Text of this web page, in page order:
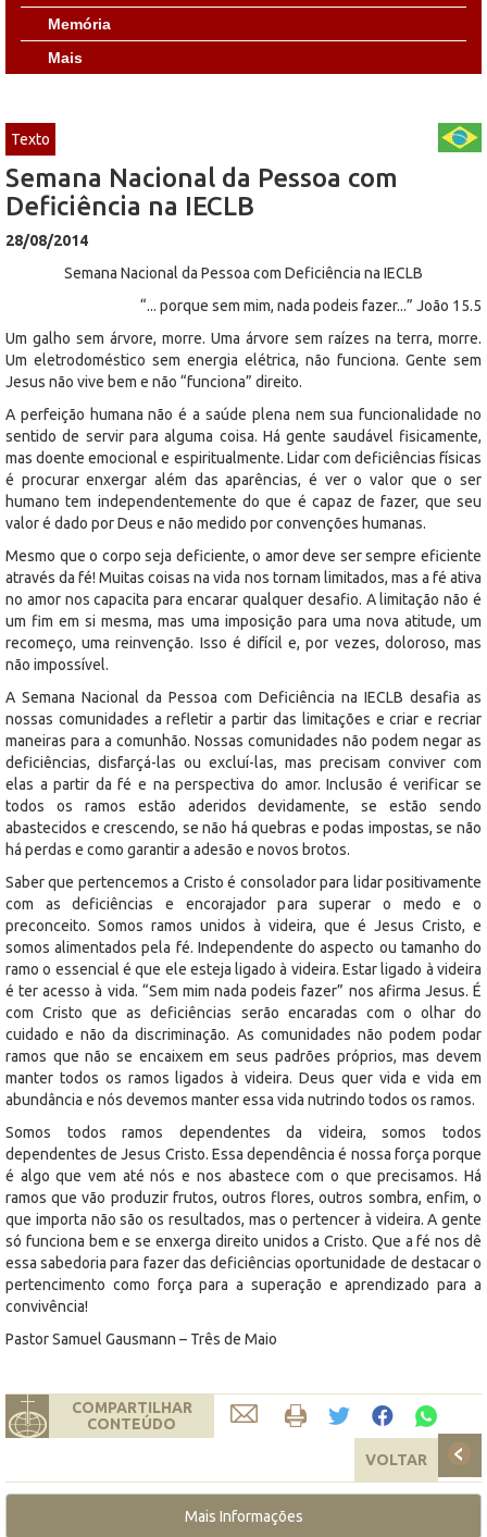
Memória
Mais
Texto
Semana Nacional da Pessoa com
Deficiência na IECLB
28/08/2014
Semana Nacional da Pessoa com Deficiência na IECLB
“... porque sem mim, nada podeis fazer...” João 15.5
Um galho sem árvore, morre. Uma árvore sem raízes na terra, morre.
Um eletrodoméstico sem energia elétrica, não funciona. Gente sem
Jesus não vive bem e não “funciona” direito.
A perfeição humana não é a saúde plena nem sua funcionalidade no
sentido de servir para alguma coisa. Há gente saudável fisicamente,
mas doente emocional e espiritualmente. Lidar com deficiências físicas
é procurar enxergar além das aparências, é ver o valor que o ser
humano tem independentemente do que é capaz de fazer, que seu
valor é dado por Deus e não medido por convenções humanas.
Mesmo que o corpo seja deficiente, o amor deve ser sempre eficiente
através da fé! Muitas coisas na vida nos tornam limitados, mas a fé ativa
no amor nos capacita para encarar qualquer desafio. A limitação não é
um fim em si mesma, mas uma imposição para uma nova atitude, um
recomeço, uma reinvenção. Isso é difícil e, por vezes, doloroso, mas
não impossível.
A Semana Nacional da Pessoa com Deficiência na IECLB desafia as
nossas comunidades a refletir a partir das limitações e criar e recriar
maneiras para a comunhão. Nossas comunidades não podem negar as
deficiências, disfarçá-las ou excluí-las, mas precisam conviver com
elas a partir da fé e na perspectiva do amor. Inclusão é verificar se
todos os ramos estão aderidos devidamente, se estão sendo
abastecidos e crescendo, se não há quebras e podas impostas, se não
há perdas e como garantir a adesão e novos brotos.
Saber que pertencemos a Cristo é consolador para lidar positivamente
com as deficiências e encorajador para superar o medo e o
preconceito. Somos ramos unidos à videira, que é Jesus Cristo, e
somos alimentados pela fé. Independente do aspecto ou tamanho do
ramo o essencial é que ele esteja ligado à videira. Estar ligado à videira
é ter acesso à vida. “Sem mim nada podeis fazer” nos afirma Jesus. É
com Cristo que as deficiências serão encaradas com o olhar do
cuidado e não da discriminação. As comunidades não podem podar
ramos que não se encaixem em seus padrões próprios, mas devem
manter todos os ramos ligados à videira. Deus quer vida e vida em
abundância e nós devemos manter essa vida nutrindo todos os ramos.
Somos todos ramos dependentes da videira, somos todos
dependentes de Jesus Cristo. Essa dependência é nossa força porque
é algo que vem até nós e nos abastece com o que precisamos. Há
ramos que vão produzir frutos, outros flores, outros sombra, enfim, o
que importa não são os resultados, mas o pertencer à videira. A gente
só funciona bem e se enxerga direito unidos a Cristo. Que a fé nos dê
essa sabedoria para fazer das deficiências oportunidade de destacar o
pertencimento como força para a superação e aprendizado para a
convivência!
Pastor Samuel Gausmann – Três de Maio
COMPARTILHAR
CONTEÚDO
VOLTAR
Mais Informações